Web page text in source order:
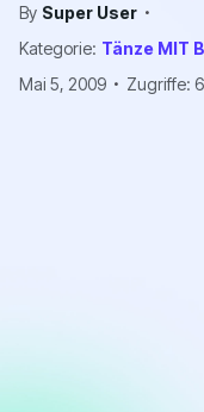
By Super User
Kategorie: Tänze MIT
Mai 5, 2009
Zugriffe: